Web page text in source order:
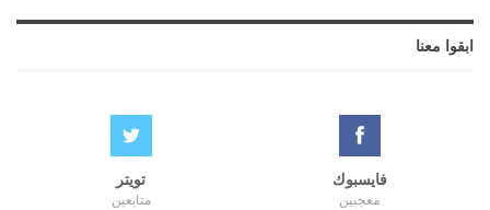
ابقوا معنا
فايسبوك
معجبين
تويتر
متابعين